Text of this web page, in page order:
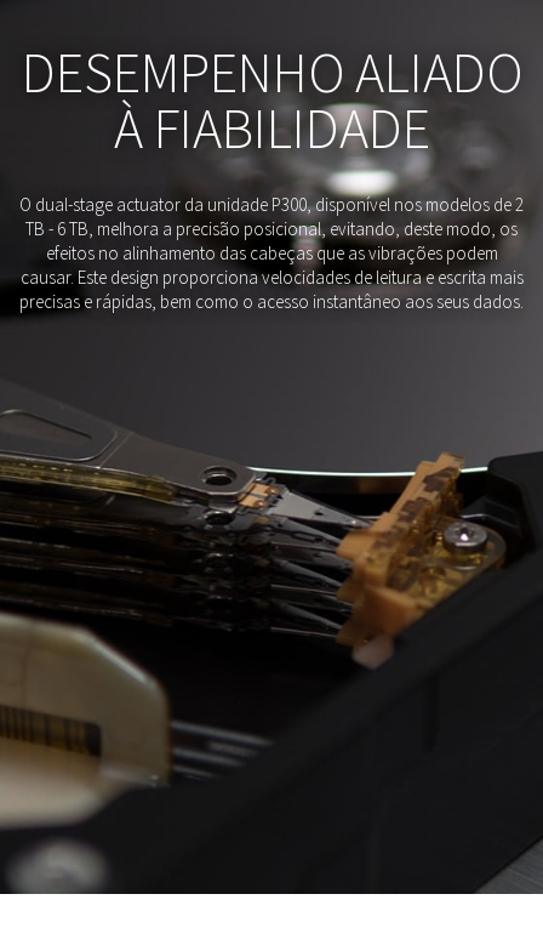
DESEMPENHO ALIADO
À FIABILIDADE
O dual-stage actuator da unidade P300, disponível nos modelos de 2
TB - 6 TB, melhora a precisão posicional, evitando, deste modo, os
efeitos no alinhamento das cabeças que as vibrações podem
causar. Este design proporciona velocidades de leitura e escrita mais
precisas e rápidas, bem como o acesso instantâneo aos seus dados.